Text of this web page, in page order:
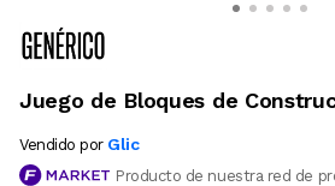
Juego de Bloques de
Vendido por Glic
Producto de nuestra red de